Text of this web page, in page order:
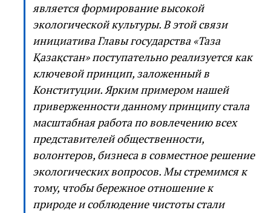
является формирование высокой
экологической культуры. В этой связи
инициатива Главы государства «Таза
Қазақстан» поступательно реализуется как
ключевой принцип, заложенный в
Конституции. Ярким примером нашей
приверженности данному принципу стала
масштабная работа по вовлечению всех
представителей общественности,
волонтеров, бизнеса в совместное решение
экологических вопросов. Мы стремимся к
тому, чтобы бережное отношение к
природе и соблюдение чистоты стали